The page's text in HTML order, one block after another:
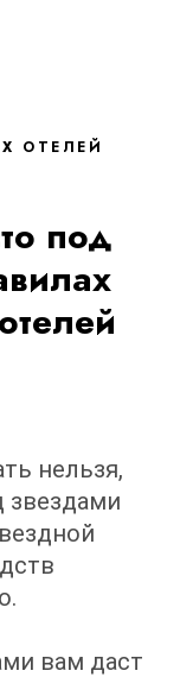
ОТЕЛЕЙ
под
нельзя,
звездами
вам даст